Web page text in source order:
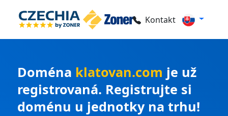
Kontakt
Doména klatovan.com je už
registrovaná. Registrujte si
doménu u jednotky na trhu!